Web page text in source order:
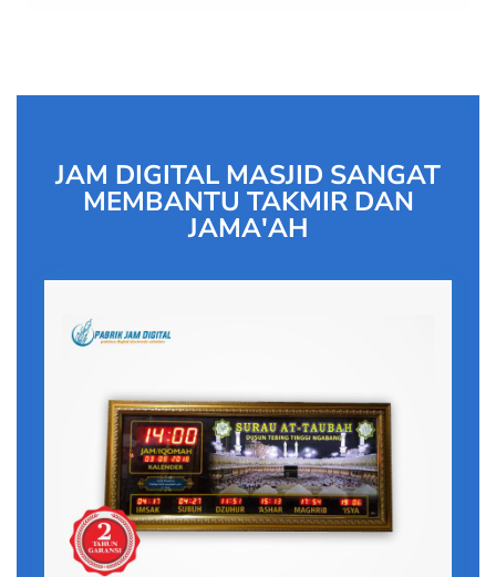
JAM DIGITAL MASJID SANGAT
MEMBANTU TAKMIR DAN
JAMA'AH